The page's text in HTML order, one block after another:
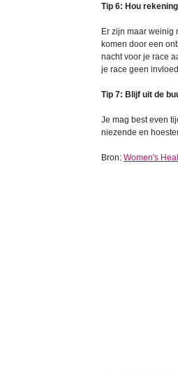
Tip 6: Hou
Er zijn maar weinig
komen door een
nacht voor je race
je race geen
Tip 7: Blijf uit de
Je mag best even
niezende en
Bron: Women's